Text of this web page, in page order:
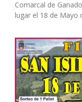
Comarcal de
lugar el 18 de Mayo